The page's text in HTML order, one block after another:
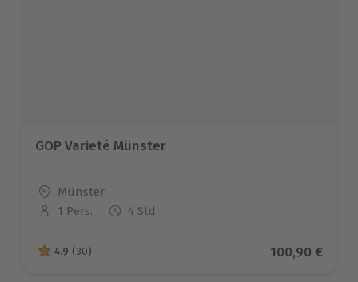
GOP Varieté Münster
Standort
Münster
Anzahl der Teilnehmer
1 Pers. 4 Std
4.9 von 5 Sternen basierend auf 30 Bewertungen
4.9 (30) Aktueller
100,90 €